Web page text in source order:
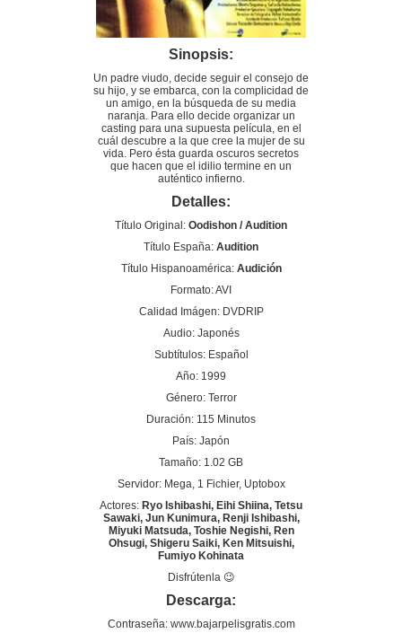
Sinopsis:
Un padre viudo, decide seguir el consejo de
su hijo, y se embarca, con la complicidad de
un amigo, en la búsqueda de su media
naranja. Para ello decide organizar un
casting para una supuesta película, en el
cuál descubre a la que cree la mujer de su
vida. Pero ésta guarda oscuros secretos
que hacen que el idilio termine en un
auténtico infierno.
Detalles:
Título Original: Oodishon / Audition
Título España: Audition
Título Hispanoamérica: Audición
Formato: AVI
Calidad Imágen: DVDRIP
Audio: Japonés
Subtítulos: Español
Año: 1999
Género: Terror
Duración: 115 Minutos
País: Japón
Tamaño: 1.02 GB
Servidor: Mega, 1 Fichier, Uptobox
Actores: Ryo Ishibashi, Eihi Shiina, Tetsu
Sawaki, Jun Kunimura, Renji Ishibashi,
Miyuki Matsuda, Toshie Negishi, Ren
Ohsugi, Shigeru Saiki, Ken Mitsuishi,
Fumiyo Kohinata
Disfrútenla 😉
Descarga:
Contraseña: www.bajarpelisgratis.com